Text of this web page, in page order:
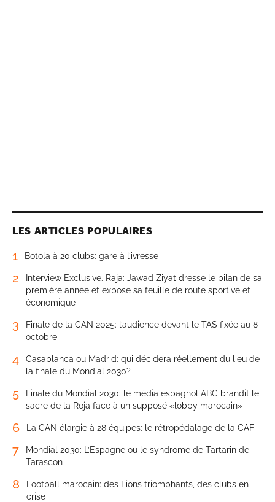
LES ARTICLES POPULAIRES
1 Botola à 20 clubs: gare à l’ivresse
2
Interview Exclusive. Raja: Jawad Ziyat dresse le bilan de sa
première année et expose sa feuille de route sportive et
économique
3
Finale de la CAN 2025: l’audience devant le TAS fixée au 8
octobre
4
Casablanca ou Madrid: qui décidera réellement du lieu de
la finale du Mondial 2030?
5
Finale du Mondial 2030: le média espagnol ABC brandit le
sacre de la Roja face à un supposé «lobby marocain»
6 La CAN élargie à 28 équipes: le rétropédalage de la CAF
7
Mondial 2030: L’Espagne ou le syndrome de Tartarin de
Tarascon
8
Football marocain: des Lions triomphants, des clubs en
crise